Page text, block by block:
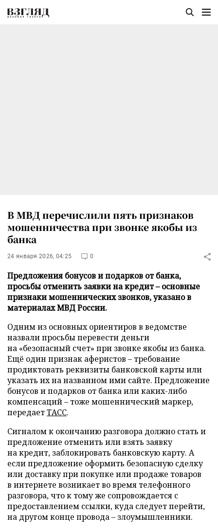
В МВД перечислили пять признаков
мошенничества при звонке якобы из
банка
24 января 2026, 04:25 0
Предложения бонусов и подарков от банка,
просьбы отменить заявки на кредит – основные
признаки мошеннических звонков, указано в
материалах МВД России.
Одним из основных ориентиров в ведомстве
назвали просьбы перевести деньги
на «безопасный счет» при звонке якобы из банка.
Ещё один признак аферистов – требование
продиктовать реквизиты банковской карты или
указать их на названном ими сайте. Предложение
бонусов и подарков от банка или каких-либо
компенсаций – тоже мошеннический маркер,
передаетТАСС.
Сигналом к окончанию разговора должно стать и
предложение отменить или взять заявку
на кредит, заблокировать банковскую карту. А
если предложение оформить безопасную сделку
или доставку при покупке или продаже товаров
в интернете возникает во время телефонного
разговора, что к тому же сопровождается с
предоставлением ссылки, куда следует перейти,
на другом конце провода – злоумышленники.